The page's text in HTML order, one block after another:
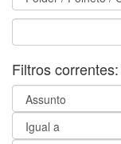
Filtros correntes: